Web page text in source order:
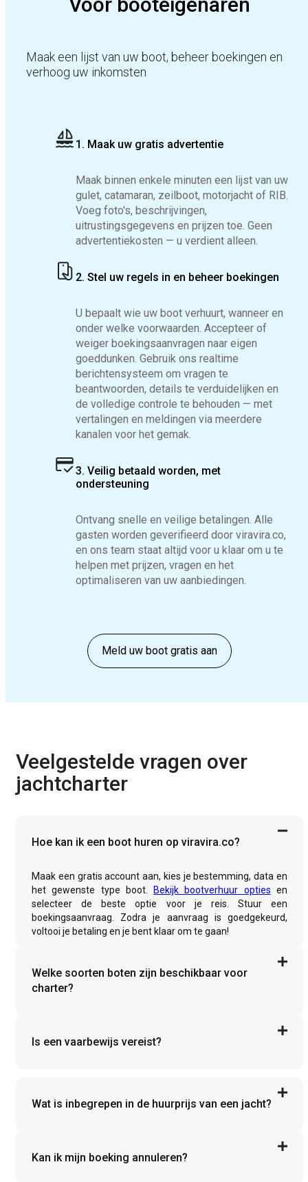
Maak een lijst van uw boot, beheer boekingen en
verhoog uw inkomsten
1. Maak uw gratis advertentie
Maak binnen enkele minuten een lijst van uw
gulet, catamaran, zeilboot, motorjacht of RIB.
Voeg foto's, beschrijvingen,
uitrustingsgegevens en prijzen toe. Geen
advertentiekosten — u verdient alleen.
2. Stel uw regels in en beheer boekingen
U bepaalt wie uw boot verhuurt, wanneer en
onder welke voorwaarden. Accepteer of
weiger boekingsaanvragen naar eigen
goeddunken. Gebruik ons realtime
berichtensysteem om vragen te
beantwoorden, details te verduidelijken en
de volledige controle te behouden — met
vertalingen en meldingen via meerdere
kanalen voor het gemak.
3. Veilig betaald worden, met
ondersteuning
Ontvang snelle en veilige betalingen. Alle
gasten worden geverifieerd door viravira.co,
en ons team staat altijd voor u klaar om u te
helpen met prijzen, vragen en het
optimaliseren van uw aanbiedingen.
Meld uw boot gratis aan
Veelgestelde vragen over
jachtcharter
Hoe kan ik een boot huren op viravira.co?
Maak een gratis account aan, kies je bestemming, data en
het gewenste type boot.
Bekijk bootverhuur opties en
selecteer de beste optie voor je reis. Stuur een
boekingsaanvraag. Zodra je aanvraag is goedgekeurd,
voltooi je betaling en je bent klaar om te gaan!
Welke soorten boten zijn beschikbaar voor
charter?
Is een vaarbewijs vereist?
Wat is inbegrepen in de huurprijs van een jacht?
Kan ik mijn boeking annuleren?